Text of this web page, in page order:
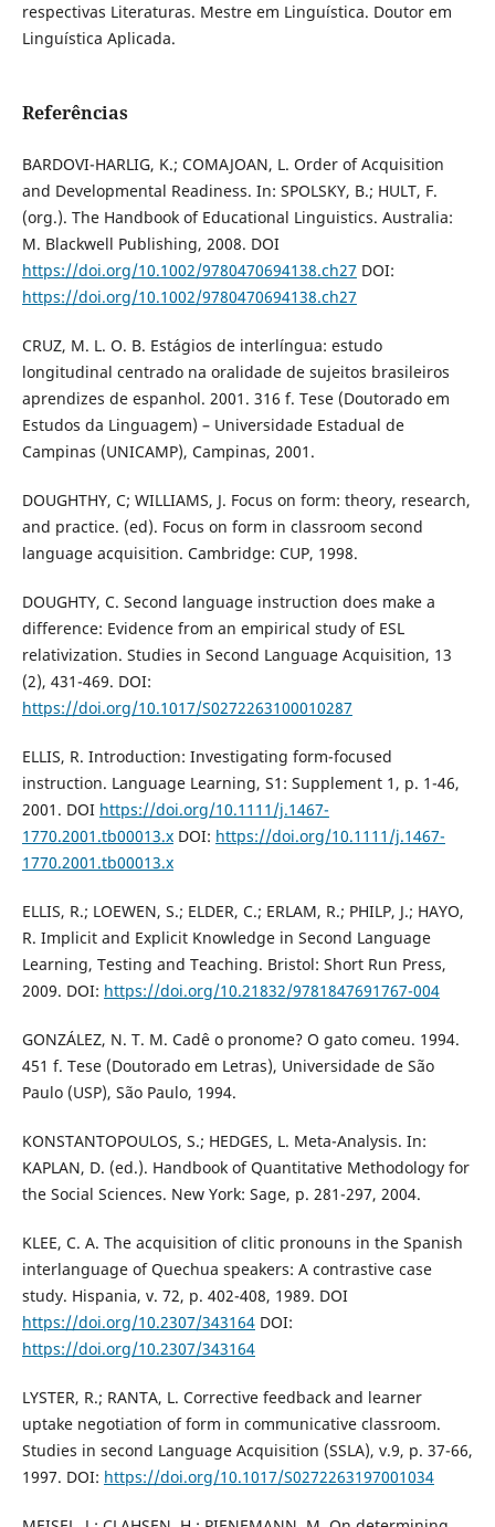
respectivas Literaturas. Mestre em Linguística. Doutor em
Linguística Aplicada.
Referências
BARDOVI-HARLIG, K.; COMAJOAN, L. Order of Acquisition
and Developmental Readiness. In: SPOLSKY, B.; HULT, F.
(org.). The Handbook of Educational Linguistics. Australia:
M. Blackwell Publishing, 2008. DOI
https://doi.org/10.1002/9780470694138.ch27 DOI:
https://doi.org/10.1002/9780470694138.ch27
CRUZ, M. L. O. B. Estágios de interlíngua: estudo
longitudinal centrado na oralidade de sujeitos brasileiros
aprendizes de espanhol. 2001. 316 f. Tese (Doutorado em
Estudos da Linguagem) – Universidade Estadual de
Campinas (UNICAMP), Campinas, 2001.
DOUGHTHY, C; WILLIAMS, J. Focus on form: theory, research,
and practice. (ed). Focus on form in classroom second
language acquisition. Cambridge: CUP, 1998.
DOUGHTY, C. Second language instruction does make a
difference: Evidence from an empirical study of ESL
relativization. Studies in Second Language Acquisition, 13
(2), 431-469. DOI:
https://doi.org/10.1017/S0272263100010287
ELLIS, R. Introduction: Investigating form-focused
instruction. Language Learning, S1: Supplement 1, p. 1-46,
2001. DOI https://doi.org/10.1111/j.1467-
1770.2001.tb00013.xDOI: https://doi.org/10.1111/j.1467-
1770.2001.tb00013.x
ELLIS, R.; LOEWEN, S.; ELDER, C.; ERLAM, R.; PHILP, J.; HAYO,
R. Implicit and Explicit Knowledge in Second Language
Learning, Testing and Teaching. Bristol: Short Run Press,
2009. DOI: https://doi.org/10.21832/9781847691767-004
GONZÁLEZ, N. T. M. Cadê o pronome? O gato comeu. 1994.
451 f. Tese (Doutorado em Letras), Universidade de São
Paulo (USP), São Paulo, 1994.
KONSTANTOPOULOS, S.; HEDGES, L. Meta-Analysis. In:
KAPLAN, D. (ed.). Handbook of Quantitative Methodology for
the Social Sciences. New York: Sage, p. 281-297, 2004.
KLEE, C. A. The acquisition of clitic pronouns in the Spanish
interlanguage of Quechua speakers: A contrastive case
study. Hispania, v. 72, p. 402-408, 1989. DOI
https://doi.org/10.2307/343164DOI:
https://doi.org/10.2307/343164
LYSTER, R.; RANTA, L. Corrective feedback and learner
uptake negotiation of form in communicative classroom.
Studies in second Language Acquisition (SSLA), v.9, p. 37-66,
1997. DOI: https://doi.org/10.1017/S0272263197001034